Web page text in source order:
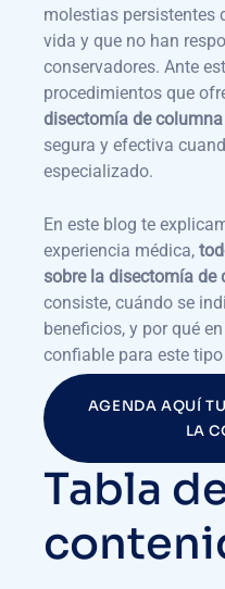
molestias persistentes
vida y que no han
conservadores. Ante
procedimientos que
disectomía de
segura y efectiva
especializado.
En este blog te
experiencia médica,
sobre la disectomía de
consiste, cuándo se
beneficios, y por qué en
confiable para este
AGENDA AQUÍ
LA
Tabla